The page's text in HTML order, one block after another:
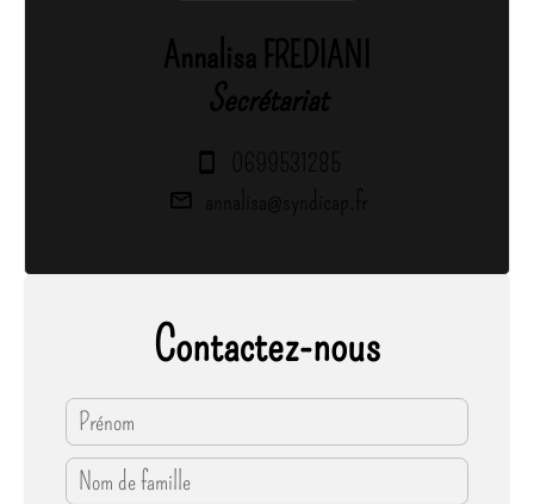
Annalisa FREDIANI
Secrétariat
0699531285
annalisa@syndicap.fr
Contactez-nous